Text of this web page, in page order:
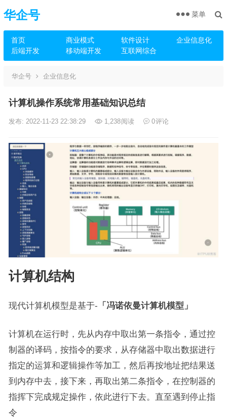
华企号
首页 商业模式 软件设计
企业信息化
后端开发
移动端开发 互联网综合
菜单
华企号 企业信息化
计算机操作系统常用基础知识总结
发布: 2022-11-23 22:38:29 1,238阅读 0评论
计算机结构
现代计算机模型是基于- 「冯诺依曼计算机模型」
计算机在运行时，先从内存中取出第一条指令，通过控
制器的译码，按指令的要求，从存储器中取出数据进行
指定的运算和逻辑操作等加工，然后再按地址把结果送
到内存中去，接下来，再取出第二条指令，在控制器的
指挥下完成规定操作，依此进行下去。直至遇到停止指
令